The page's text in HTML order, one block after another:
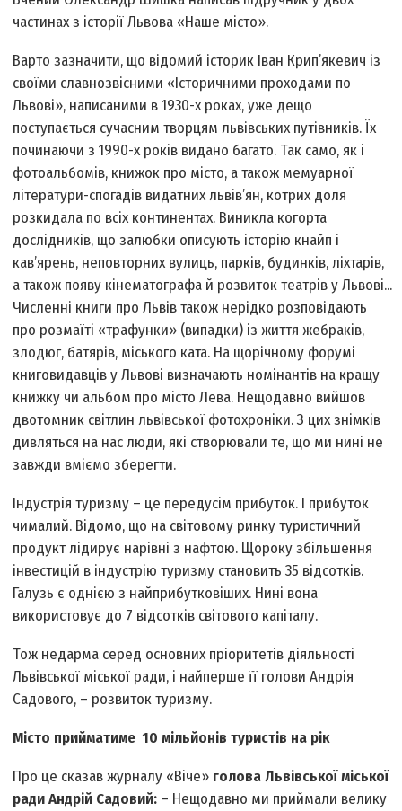
частинах з історії Львова «Наше місто».
Варто зазначити, що відомий історик Іван Крип’якевич із
своїми славнозвісними «Історичними проходами по
Львові», написаними в 1930-х роках, уже дещо
поступається сучасним творцям львівських путівників. Їх
починаючи з 1990-х років видано багато. Так само, як і
фотоальбомів, книжок про місто, а також мемуарної
літератури-спогадів видатних львів’ян, котрих доля
розкидала по всіх континентах. Виникла когорта
дослідників, що залюбки описують історію кнайп і
кав’ярень, неповторних вулиць, парків, будинків, ліхтарів,
а також появу кінематографа й розвиток театрів у Львові...
Численні книги про Львів також нерідко розповідають
про розмаїті «трафунки» (випадки) із життя жебраків,
злодюг, батярів, міського ката. На щорічному форумі
книговидавців у Львові визначають номінантів на кращу
книжку чи альбом про місто Лева. Нещодавно вийшов
двотомник світлин львівської фотохроніки. З цих знімків
дивляться на нас люди, які створювали те, що ми нині не
завжди вміємо зберегти.
Індустрія туризму – це передусім прибуток. І прибуток
чималий. Відомо, що на світовому ринку туристичний
продукт лідирує нарівні з нафтою. Щороку збільшення
інвестицій в індустрію туризму становить 35 відсотків.
Галузь є однією з найприбутковіших. Нині вона
використовує до 7 відсотків світового капіталу.
Тож недарма серед основних пріоритетів діяльності
Львівської міської ради, і найперше її голови Андрія
Садового, – розвиток туризму.
Місто прийматиме 10 мільйонів туристів на рік
Про це сказав журналу «Віче» голова Львівської міської
ради Андрій Садовий: – Нещодавно ми приймали велику